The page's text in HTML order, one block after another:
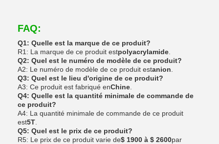
FAQ:
Q1: Quelle est la marque de ce produit?
R1: La marque de ce produit estpolyacrylamide
Q2: Quel est le numéro de modèle de ce produit?
A2: Le numéro de modèle de ce produit estanion
Q3: Quel est le lieu d'origine de ce produit?
A3: Ce produit est fabriqué enChine
Q4: Quelle est la quantité minimale de commande de
ce produit?
A4: La quantité minimale de commande de ce produit
est5T
Q5: Quel est le prix de ce produit?
R5: Le prix de ce produit varie de$ 1900 à $ 2600par